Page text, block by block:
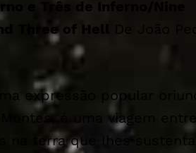
e Três de Inferno/
Three of Hell
De João
expressão popular
é uma viagem entre
na terra que lhes sustenta